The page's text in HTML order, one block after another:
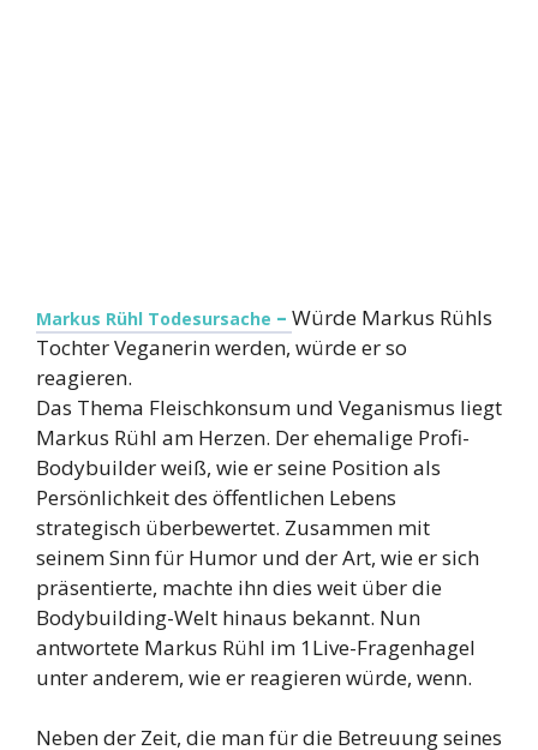
Markus Rühl Todesursache – Würde Markus Rühls
Tochter Veganerin werden, würde er so
reagieren.
Das Thema Fleischkonsum und Veganismus liegt
Markus Rühl am Herzen. Der ehemalige Profi-
Bodybuilder weiß, wie er seine Position als
Persönlichkeit des öffentlichen Lebens
strategisch überbewertet. Zusammen mit
seinem Sinn für Humor und der Art, wie er sich
präsentierte, machte ihn dies weit über die
Bodybuilding-Welt hinaus bekannt. Nun
antwortete Markus Rühl im 1Live-Fragenhagel
unter anderem, wie er reagieren würde, wenn.
Neben der Zeit, die man für die Betreuung seines